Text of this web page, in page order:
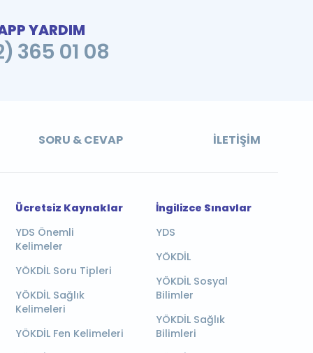
YARDIM
365 01 08
SORU & CEVAP İLETIŞIM
Ücretsiz Kaynaklar
YDS Önemli
Kelimeler
YÖKDİL Soru Tipleri
YÖKDİL Sağlık
Kelimeleri
YÖKDİL Fen Kelimeleri
İngilizce Sınavlar
YDS
YÖKDİL
YÖKDİL Sosyal
Bilimler
YÖKDİL Sağlık
Bilimleri